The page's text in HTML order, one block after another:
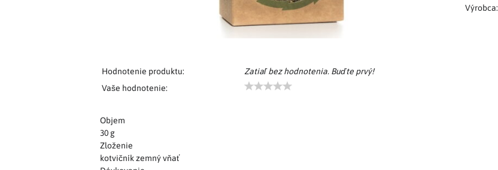
Hodnotenie produktu:
Zatiaľ bez hodnotenia. Buďte prvý!
Vaše hodnotenie:
Výrobca:
Objem
30 g
Zloženie
kotvičník zemný vňať